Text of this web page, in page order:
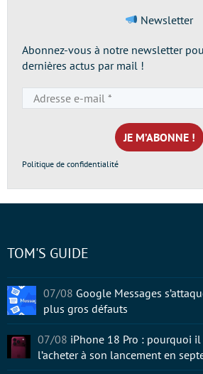
Newsletter
Abonnez-vous à notre newsletter
dernières actus par mail !
e-
mail
*
Politique de confidentialité
TOM'S GUIDE
07/08 Google Messages
plus gros défauts
07/08 iPhone 18 Pro : pourquoi
l’acheter à son lancement en